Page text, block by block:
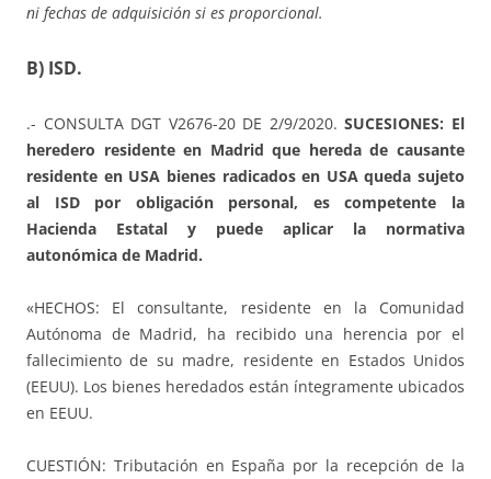
ni fechas de adquisición si es proporcional.
B) ISD.
.- CONSULTA DGT V2676-20 DE 2/9/2020.SUCESIONES: El
heredero residente en Madrid que hereda de causante
residente en USA bienes radicados en USA queda sujeto
al ISD por obligación personal, es competente la
Hacienda Estatal y puede aplicar la normativa
autonómica de Madrid.
«HECHOS: El consultante, residente en la Comunidad
Autónoma de Madrid, ha recibido una herencia por el
fallecimiento de su madre, residente en Estados Unidos
(EEUU). Los bienes heredados están íntegramente ubicados
en EEUU.
CUESTIÓN: Tributación en España por la recepción de la